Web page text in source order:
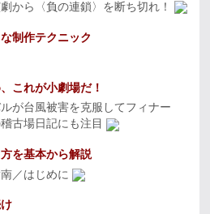
から〈負の連鎖〉を断ち切れ！
制作テクニック
これが小劇場だ！
が台風被害を克服してフィナー
古場日記にも注目
を基本から解説
／はじめに